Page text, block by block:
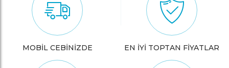
MOBİL CEBİNİZDE EN İYİ TOPTAN FİYATLAR